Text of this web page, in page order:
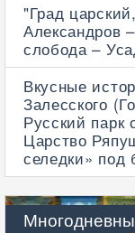
"Град
Александров
слобода –
Вкусные
Залесского
Русский
Царство
селедки» под